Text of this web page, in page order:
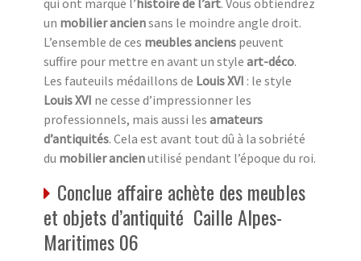
un mobilier anciensans le moindre angle droit.
L’ensemble de ces meubles anciens peuvent
suffire pour mettre en avant un style art-déco.
Les fauteuils médaillons de Louis XVI : le style
Louis XVI ne cesse d’impressionner les
professionnels, mais aussi les amateurs
d’antiquités. Cela est avant tout dû à la sobriété
du mobilier ancienutilisé pendant l’époque du roi.
Conclue affaire achète des meubles
et objets d’antiquité Caille Alpes-
Maritimes 06